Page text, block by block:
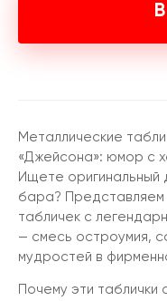
Металлические
«Джейсона»: юмор с
Ищете оригинальный
бара? Представляем
табличек с
— смесь остроумия,
мудростей в
Почему эти